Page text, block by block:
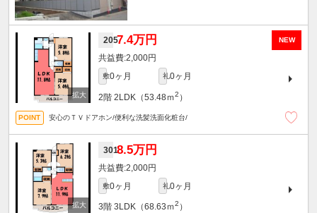
NEW
2057.4万円
2,000円
敷0ヶ月 礼0ヶ月
2階 2LDK（53.48ｍ2 ）
安心のＴＶドアホン/便利な洗髪洗面化粧台/
3018.5万円
2,000円
敷0ヶ月 礼0ヶ月
3階 3LDK（68.63ｍ2 ）